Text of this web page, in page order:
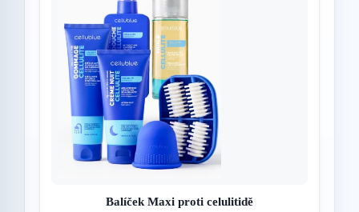
Balíček Maxi proti celulitidě